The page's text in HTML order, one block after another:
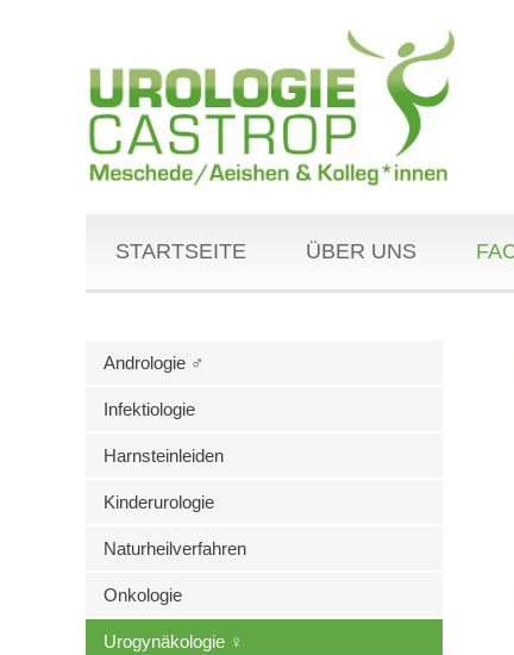
STARTSEITE ÜBER UNS
Andrologie ♂
Infektiologie
Harnsteinleiden
Kinderurologie
Naturheilverfahren
Onkologie
Urogynäkologie ♀